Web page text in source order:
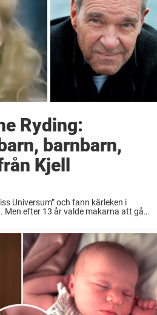
Ryding:
barnbarn,
Kjell
Universum” och fann kärleken i
Men efter 13 år valde makarna att gå